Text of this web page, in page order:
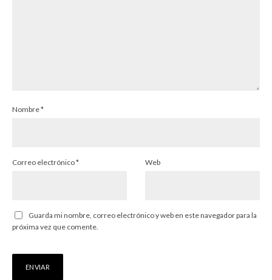
Nombre*
Correo electrónico* Web
Guarda mi nombre, correo electrónico y web en este navegador para la
próxima vez que comente.